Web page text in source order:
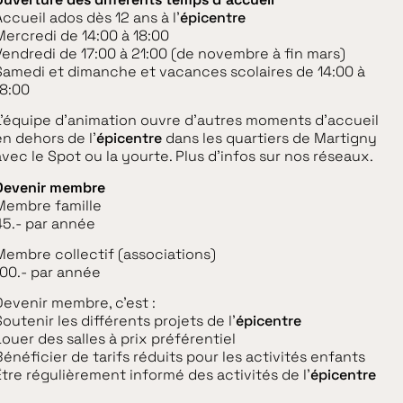
ados dès 12 ans à l'épicentre
de 14:00 à 18:00
de 17:00 à 21:00 (de novembre à fin mars)
et dimanche et vacances scolaires de 14:00 à
d’animation ouvre d’autres moments d’accueil
dehors de l’épicentredans les quartiers de Martigny
le Spot ou la yourte. Plus d’infos sur nos réseaux.
membre
famille
par année
collectif (associations)
par année
membre, c’est :
les différents projets de l’épicentre
des salles à prix préférentiel
de tarifs réduits pour les activités enfants
régulièrement informé des activités de l’épicentre